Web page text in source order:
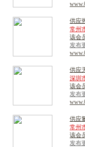
供应
常州
该会
发布
供应
深圳
该会
发布
供应
常州
该会
发布